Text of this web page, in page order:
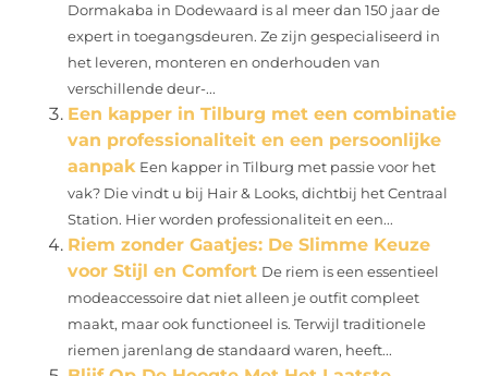
Dormakaba in Dodewaard is al meer dan 150 jaar de
expert in toegangsdeuren. Ze zijn gespecialiseerd in
het leveren, monteren en onderhouden van
verschillende deur-...
Een kapper in Tilburg met een combinatie
van professionaliteit en een persoonlijke
aanpak Een kapper in Tilburg met passie voor het
vak? Die vindt u bij Hair & Looks, dichtbij het Centraal
Station. Hier worden professionaliteit en een...
Riem zonder Gaatjes: De Slimme Keuze
voor Stijl en Comfort De riem is een essentieel
modeaccessoire dat niet alleen je outfit compleet
maakt, maar ook functioneel is. Terwijl traditionele
riemen jarenlang de standaard waren, heeft...